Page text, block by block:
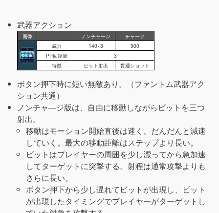
武器アクション
画像 ノンチャージ
チャージ
威力
140×3
900
PP回復量
3
特徴
ビット射出 貫通ショット
ボタン押下時に短い無敵あり。（ファントム武器アク
ション共通）
ノンチャ―ジ版は、自由に移動しながらビットを三つ
射出。
移動はモーション開始直後は速く、だんだんと減速
していく。最大の移動距離はステップより長い。
ビットはプレイヤーの周囲を少し漂ってから急加速
してターゲットに突撃する。射程は通常攻撃よりも
さらに長い。
ボタン押下から少し遅れてビットが出現し、ビット
が出現したタイミングでプレイヤーがターゲットし